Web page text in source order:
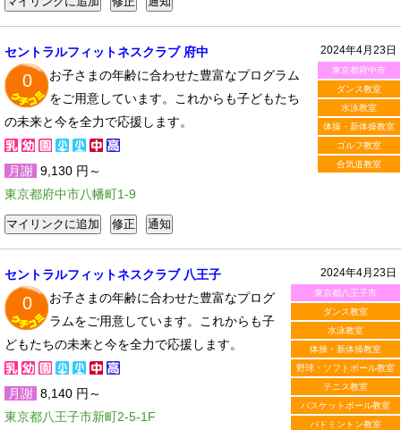
2024年4月23日
東京都府中市
ダンス教室
水泳教室
体操・新体操教室
ゴルフ教室
合気道教室
セントラルフィットネスクラブ 府中
0
お子さまの年齢に合わせた豊富なプログラム
をご用意しています。これからも子どもたち
の未来と今を全力で応援します。
月謝 9,130 円～
東京都府中市八幡町1-9
2024年4月23日
東京都八王子市
ダンス教室
水泳教室
体操・新体操教室
野球・ソフトボール教室
テニス教室
バスケットボール教室
バドミントン教室
セントラルフィットネスクラブ 八王子
0
お子さまの年齢に合わせた豊富なプログ
ラムをご用意しています。これからも子
どもたちの未来と今を全力で応援します。
月謝 8,140 円～
東京都八王子市新町2-5-1F